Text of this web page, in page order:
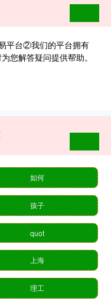
平台②我们的平台拥有
您解答疑问提供帮助。
如何
孩子
quot
上海
理工